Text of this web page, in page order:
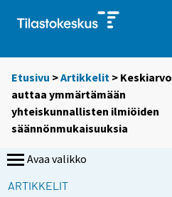
Etusivu >Artikkelit > Keskiarvo
auttaa ymmärtämään
yhteiskunnallisten ilmiöiden
säännönmukaisuuksia
Avaa valikko
ARTIKKELIT